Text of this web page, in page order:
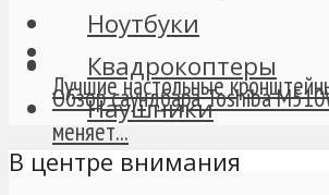
Лучшие настольные
Обзор саундбара Toshiba
меняет...
Ноутбуки
Квадрокоптеры
Наушники
В центре внимания